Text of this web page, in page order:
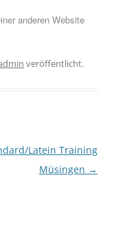
anderen Website
veröffentlicht.
Latein Training
Müsingen →